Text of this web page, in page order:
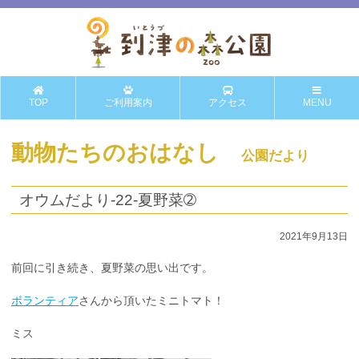
TOP ご利用案内 アクセス MENU
動物たちのおはなし 公園だより
オウムだより-22-夏野菜➁
2021年9月13日
前回に引き続き、夏野菜の思い出です。
ボランティアさんから頂いたミニトマト！
ミス